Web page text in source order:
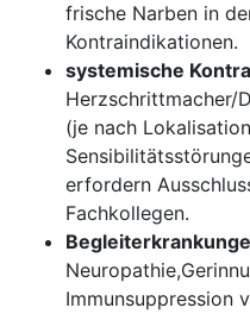
frische Narben in
Kontraindikationen.
systemische
Herzschrittmacher/
(je⁤ nach
erfordern‌
Fachkollegen.
Immunsuppression‍